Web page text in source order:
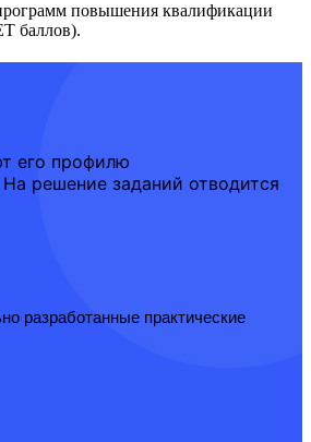
повышения квалификации
баллов).
его профилю
решение заданий отводится
разработанные практические